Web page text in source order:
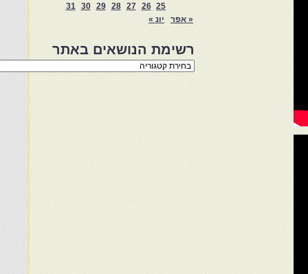
25
26
27
28
29
30
31
« אפר
יונ »
רשימת הנושאים באתר
רשימת
הנושאים